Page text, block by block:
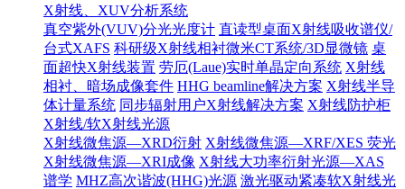
X射线、XUV分析系统
真空紫外(VUV)分光光度计 直读型桌面X射线吸收谱仪/
台式XAFS 科研级X射线相衬微米CT系统/3D显微镜 桌
面超快X射线装置 劳厄(Laue)实时单晶定向系统 X射线
相衬、暗场成像套件 HHG beamline解决方案 X射线半导
体计量系统 同步辐射用户X射线解决方案 X射线防护柜
X射线/软X射线光源
X射线微焦源—XRD衍射 X射线微焦源—XRF/XES 荧光
X射线微焦源—XRI成像 X射线大功率衍射光源—XAS
谱学 MHZ高次谐波(HHG)光源 激光驱动紧凑软X射线光